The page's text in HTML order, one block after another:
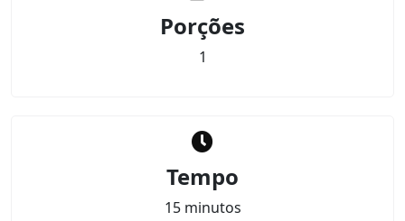
Porções
1
Tempo
15 minutos